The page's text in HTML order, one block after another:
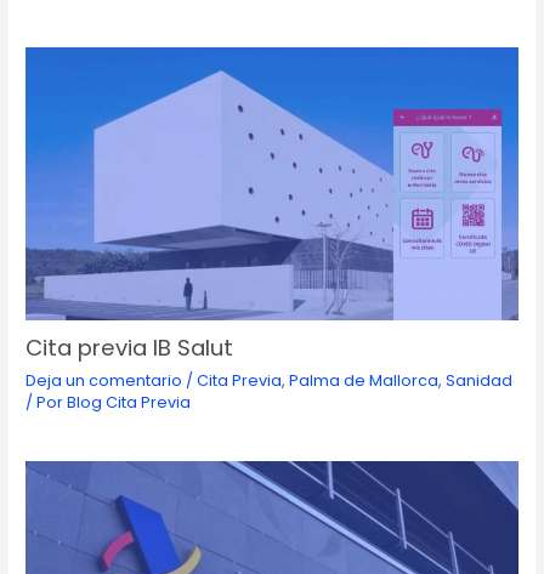
Cita previa IB Salut
Deja un comentario /Cita Previa,Palma de Mallorca,Sanidad
/ PorBlog Cita Previa